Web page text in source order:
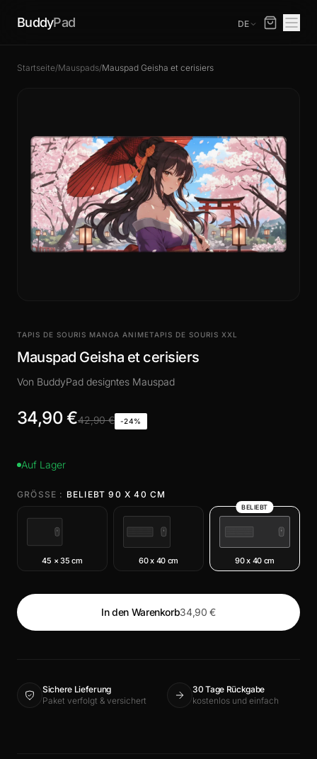
BuddyPad DE
Startseite/Mauspads/Mauspad Geisha et cerisiers
TAPIS DE SOURIS MANGA ANIMETAPIS DE SOURIS XXL
Mauspad Geisha et cerisiers
Von BuddyPad designtes Mauspad
34,90 €42,90 € -24%
Auf Lager
GRÖSSE : BELIEBT 90 X 40 CM
45 × 35 cm 60 x 40 cm
BELIEBT
90 x 40 cm
In den Warenkorb34,90 €
Sichere Lieferung
Paket verfolgt & versichert
30 Tage Rückgabe
kostenlos und einfach